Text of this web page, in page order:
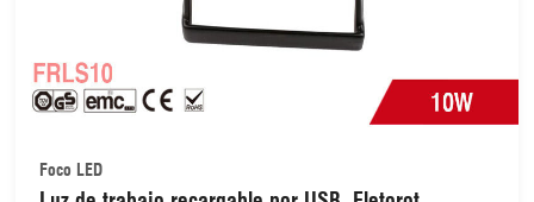
Foco LED